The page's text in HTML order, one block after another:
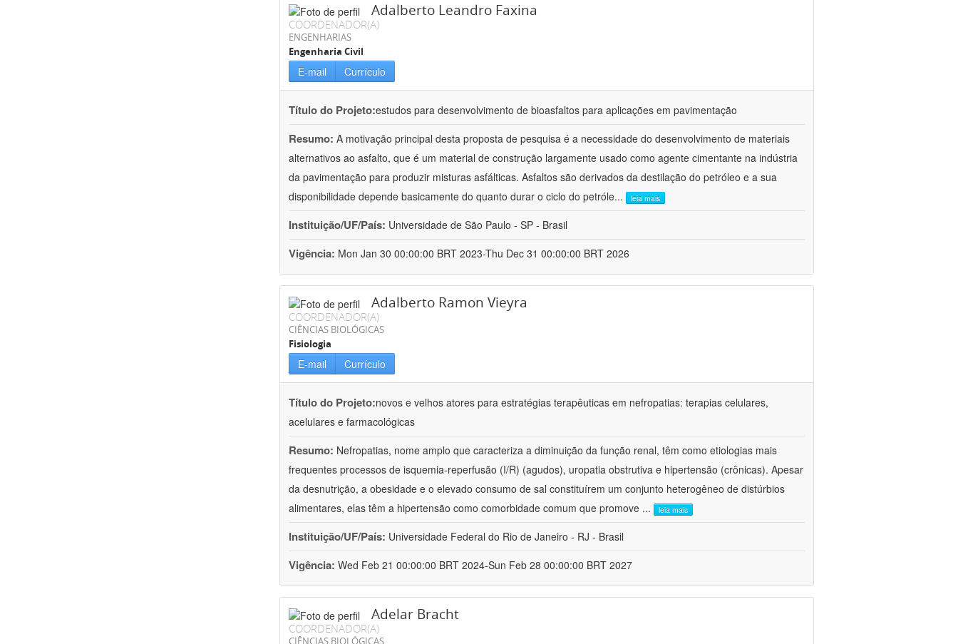
Adalberto Leandro Faxina
COORDENADOR(A)
ENGENHARIAS
Engenharia Civil
E-mail Currículo
Título do Projeto:estudos para desenvolvimento de bioasfaltos para aplicações em pavimentação
Resumo: A motivação principal desta proposta de pesquisa é a necessidade do desenvolvimento de materiais
alternativos ao asfalto, que é um material de construção largamente usado como agente cimentante na indústria
da pavimentação para produzir misturas asfálticas. Asfaltos são derivados da destilação do petróleo e a sua
disponibilidade depende basicamente do quanto durar o ciclo do petróle... leia mais
Instituição/UF/País: Universidade de São Paulo - SP - Brasil
Vigência: Mon Jan 30 00:00:00 BRT 2023-Thu Dec 31 00:00:00 BRT 2026
Adalberto Ramon Vieyra
COORDENADOR(A)
CIÊNCIAS BIOLÓGICAS
Fisiologia
E-mail Currículo
Título do Projeto:novos e velhos atores para estratégias terapêuticas em nefropatias: terapias celulares,
acelulares e farmacológicas
Resumo: Nefropatias, nome amplo que caracteriza a diminuição da função renal, têm como etiologias mais
frequentes processos de isquemia-reperfusão (I/R) (agudos), uropatia obstrutiva e hipertensão (crônicas). Apesar
da desnutrição, a obesidade e o elevado consumo de sal constituírem um conjunto heterogêneo de distúrbios
alimentares, elas têm a hipertensão como comorbidade comum que promove ... leia mais
Instituição/UF/País: Universidade Federal do Rio de Janeiro - RJ - Brasil
Vigência: Wed Feb 21 00:00:00 BRT 2024-Sun Feb 28 00:00:00 BRT 2027
Adelar Bracht
COORDENADOR(A)
CIÊNCIAS BIOLÓGICAS